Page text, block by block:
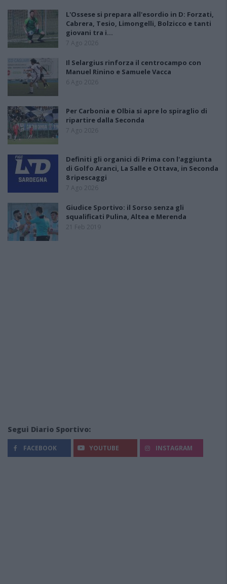
L'Ossese si prepara all'esordio in D: Forzati,
Cabrera, Tesio, Limongelli, Bolzicco e tanti
giovani tra i…
7 Ago 2026
Il Selargius rinforza il centrocampo con
Manuel Rinino e Samuele Vacca
6 Ago 2026
Per Carbonia e Olbia si apre lo spiraglio di
ripartire dalla Seconda
7 Ago 2026
Definiti gli organici di Prima con l'aggiunta
di Golfo Aranci, La Salle e Ottava, in Seconda
8 ripescaggi
7 Ago 2026
Giudice Sportivo: il Sorso senza gli
squalificati Pulina, Altea e Merenda
21 Feb 2019
Segui Diario Sportivo:
FACEBOOK YOUTUBE INSTAGRAM